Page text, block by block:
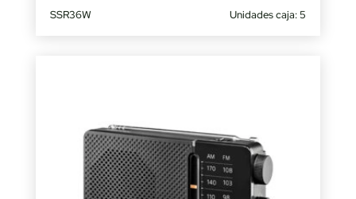
SSR36W Unidades caja: 5